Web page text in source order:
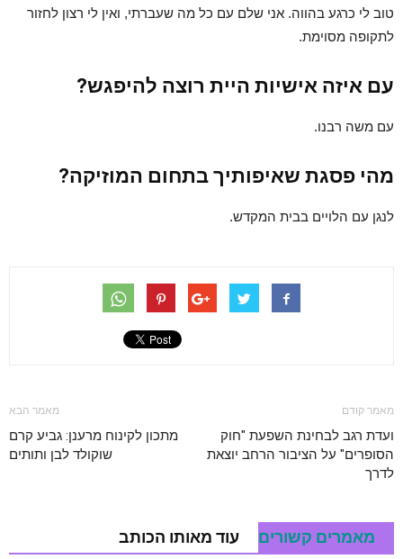
טוב לי כרגע בהווה. אני שלם עם כל מה שעברתי, ואין לי רצון לחזור
לתקופה מסוימת.
עם איזה אישיות היית רוצה להיפגש?
עם משה רבנו.
מהי פסגת שאיפותיך בתחום המוזיקה?
לנגן עם הלויים בבית המקדש.
מאמר קודם
ועדת רגב לבחינת השפעת "חוק
הסופרים" על הציבור הרחב יוצאת
לדרך
מאמר הבא
מתכון לקינוח מרענן: גביע קרם
שוקולד לבן ותותים
מאמרים קשורים עוד מאותו הכותב